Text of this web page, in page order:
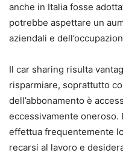
anche in Italia fosse
potrebbe aspettare un
aziendali e
Il car sharing risulta
risparmiare, soprattutto
dell’abbonamento è
eccessivamente oneroso.
effettua frequentemente
recarsi al lavoro e